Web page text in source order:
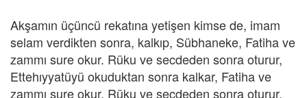
Akşamın üçüncü rekatına yetişen kimse de, imam
selam verdikten sonra, kalkıp, Sübhaneke, Fatiha ve
zammı sure okur. Rüku ve secdeden sonra oturur,
Ettehıyyatüyü okuduktan sonra kalkar, Fatiha ve
zammı sure okur, Rüku ve secdeden sonra oturur,